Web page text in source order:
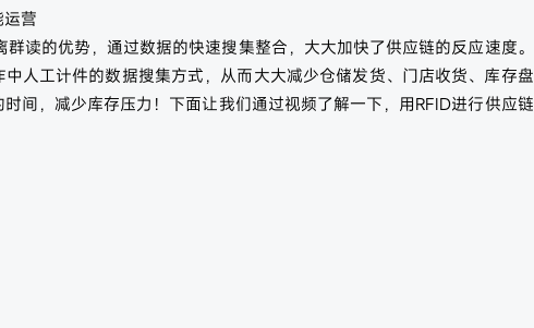
营
读的优势，通过数据的快速搜集整合，大大加快了供应链的反应速度。
人工计件的数据搜集方式，从而大大减少仓储发货、门店收货、库存盘
间，减少库存压力！下面让我们通过视频了解一下，用RFID进行供应链